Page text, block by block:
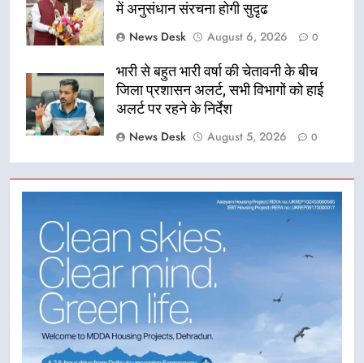
में अनुसंधान संरचना होगी सुदृढ
News Desk
August 6, 2026 0
भारी से बहुत भारी वर्षा की चेतावनी के बीच
जिला प्रशासन अलर्ट, सभी विभागों को हाई
अलर्ट पर रहने के निर्देश
News Desk
August 5, 2026 0